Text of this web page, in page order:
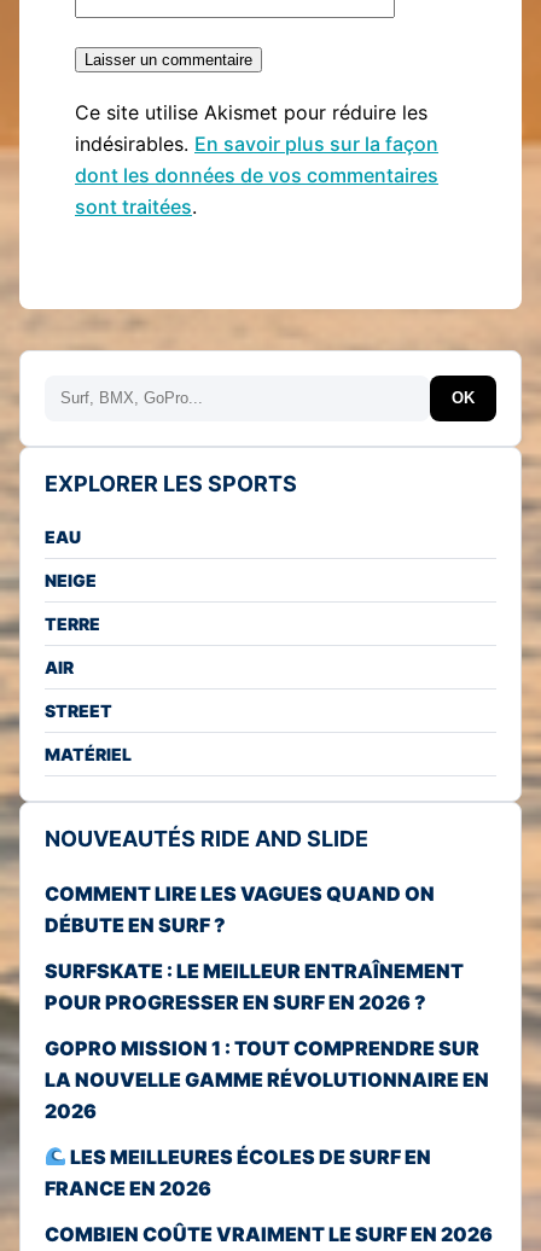
Ce site utilise Akismet pour réduire les
indésirables. En savoir plus sur la façon
dont les données de vos commentaires
sont traitées.
Rechercher OK
EXPLORER LES SPORTS
EAU
NEIGE
TERRE
AIR
STREET
MATÉRIEL
NOUVEAUTÉS RIDE AND SLIDE
COMMENT LIRE LES VAGUES QUAND ON
DÉBUTE EN SURF ?
SURFSKATE : LE MEILLEUR ENTRAÎNEMENT
POUR PROGRESSER EN SURF EN 2026 ?
GOPRO MISSION 1 : TOUT COMPRENDRE SUR
LA NOUVELLE GAMME RÉVOLUTIONNAIRE EN
2026
LES MEILLEURES ÉCOLES DE SURF EN
FRANCE EN 2026
COMBIEN COÛTE VRAIMENT LE SURF EN 2026